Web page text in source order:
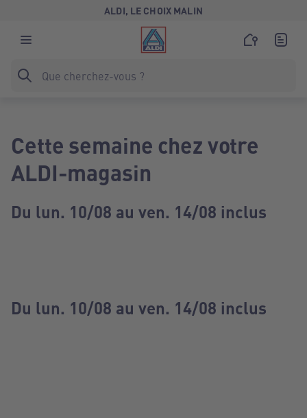
ALDI, LE CHOIX MALIN
Cette semaine chez votre
ALDI-magasin
Du lun. 10/08 au ven. 14/08 inclus
Du lun. 10/08 au ven. 14/08 inclus